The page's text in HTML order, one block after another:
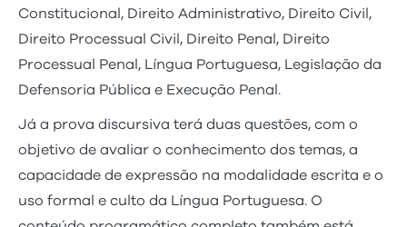
Constitucional, Direito Administrativo, Direito Civil,
Direito Processual Civil, Direito Penal, Direito
Processual Penal, Língua Portuguesa, Legislação da
Defensoria Pública e Execução Penal.
Já a prova discursiva terá duas questões, com o
objetivo de avaliar o conhecimento dos temas, a
capacidade de expressão na modalidade escrita e o
uso formal e culto da Língua Portuguesa. O